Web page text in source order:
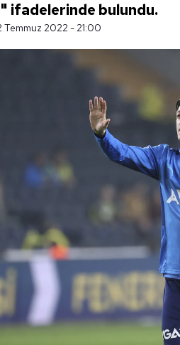
ifadelerinde bulundu.
Temmuz 2022 - 21:00